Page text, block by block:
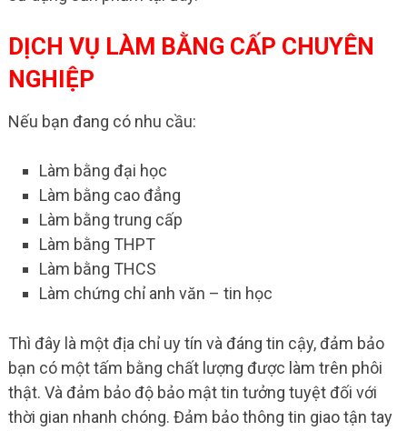
DỊCH VỤ LÀM BẰNG CẤP CHUYÊN
NGHIỆP
Nếu bạn đang có nhu cầu:
Làm bằng đại học
Làm bằng cao đẳng
Làm bằng trung cấp
Làm bằng THPT
Làm bằng THCS
Làm chứng chỉ anh văn – tin học
Thì đây là một địa chỉ uy tín và đáng tin cậy, đảm bảo
bạn có một tấm bằng chất lượng được làm trên phôi
thật. Và đảm bảo độ bảo mật tin tưởng tuyệt đối với
thời gian nhanh chóng. Đảm bảo thông tin giao tận tay